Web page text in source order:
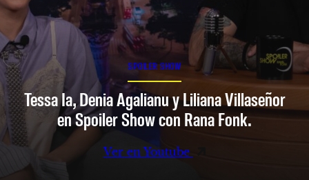
SPOILER SHOW
Tessa Ia, Denia Agalianu y Liliana Villaseñor
en Spoiler Show con Rana Fonk.
Ver en Youtube